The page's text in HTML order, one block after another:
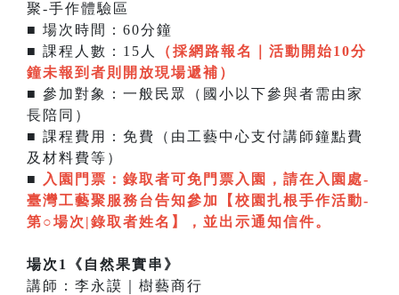
聚-手作體驗區
■ 場次時間：60分鐘
■ 課程人數：15人
（採網路報名｜ 活動開始10分
鐘未報到者則開放現場遞補 ）
■ 參加對象：一般民眾（國小以下參與者需由家
長陪同）
■ 課程費用：免費（由工藝中心支付講師鐘點費
及材料費等）
■
入園門票： 錄取者可免門票入園，請在入園處-
臺灣工藝聚服務台告知參加【校園扎根手作活動-
第○場次|錄取者姓名】，並出示通知信件。
場次1《自然果實串》
講師：李永謨｜樹藝商行